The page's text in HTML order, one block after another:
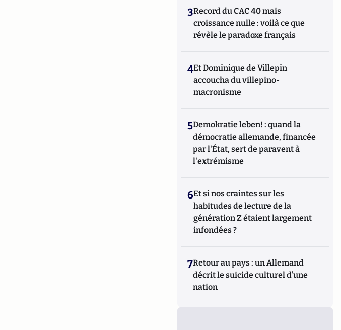
3Record du CAC 40 mais
croissance nulle : voilà ce que
révèle le paradoxe français
4Et Dominique de Villepin
accoucha du villepino-
macronisme
5Demokratie leben! : quand la
démocratie allemande, financée
par l'État, sert de paravent à
l'extrémisme
6Et si nos craintes sur les
habitudes de lecture de la
génération Z étaient largement
infondées ?
7Retour au pays : un Allemand
décrit le suicide culturel d’une
nation